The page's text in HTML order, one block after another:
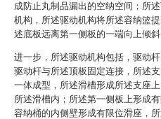
成防止丸制品漏出的空纳空间；所
机构，所述驱动机构将所述容纳篮
述底板远离第一侧板的一端向上倾斜
进一步，所述驱动机构包括，驱动
驱动杆与所述顶板固定连接，所述
一体成型，所述滑槽形成所述支座
所述滑槽内；所述第一侧板上形成
容纳桶的内侧壁形成有限位滑座，